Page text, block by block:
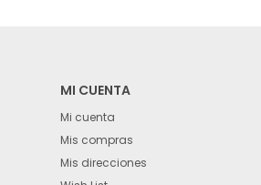
MI CUENTA
Mi cuenta
Mis compras
Mis direcciones